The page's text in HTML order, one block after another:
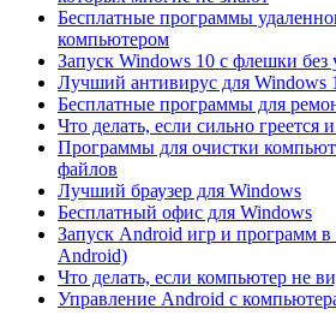
Бесплатные программы
компьютером
Запуск Windows 10 с флешки без
Лучший антивирус для Windows
Бесплатные программы для
Что делать, если сильно греется
Программы для очистки
файлов
Лучший браузер для Windows
Бесплатный офис для Windows
Запуск Android игр и программ
Android)
Что делать, если компьютер не
Управление Android с